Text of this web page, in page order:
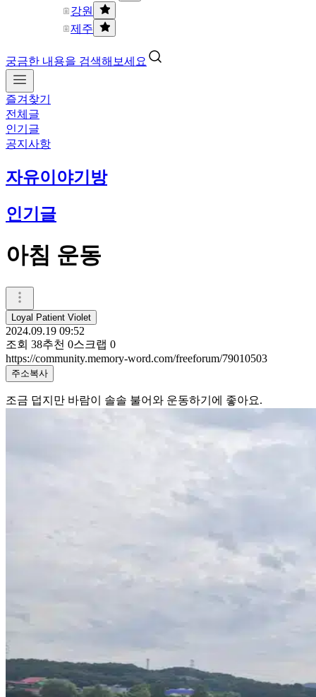
강원
제주
궁금한 내용을 검색해보세요
즐겨찾기
전체글
인기글
공지사항
자유이야기방
인기글
아침 운동
Loyal Patient Violet
2024.09.19 09:52
조회 38추천 0스크랩 0
https://community.memory-word.com/freeforum/79010503
주소복사
조금 덥지만 바람이 솔솔 불어와 운동하기에 좋아요.